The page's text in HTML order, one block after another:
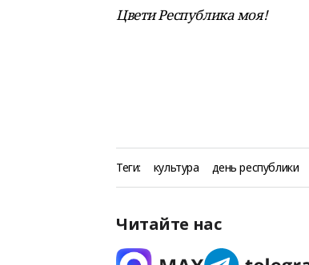
Цвети Республика моя!
Теги: культура день республики
Читайте нас